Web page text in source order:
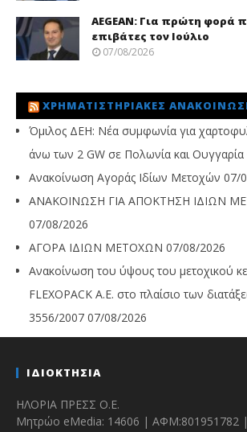
AEGEAN: Για πρώτη φορά
επιβάτες τον Ιούλιο
07/08/2026
ΧΡΗΜΑΤΙΣΤΗΡΙΑΚΈΣ
Όμιλος ΔΕΗ: Νέα συμφωνία για
άνω των 2 GW σε Πολωνία και Ουγγαρία
Ανακοίνωση Αγοράς Ιδίων Μετοχών 07/
ΑΝΑΚΟΙΝΩΣΗ ΓΙΑ ΑΠΟΚΤΗΣΗ ΙΔΙΩΝ
07/08/2026
ΑΓΟΡΑ ΙΔΙΩΝ ΜΕΤΟΧΩΝ 07/08/2026
Ανακοίνωση του ύψους του μετοχικού
FLEXOPACK A.E. στο πλαίσιο των
3556/2007 07/08/2026
ΙΔΙΟΚΤΗΣΙΑ
ΗΛΟΡΙΑ ΠΡΕΣΣ Ο.Ε.
Μητρώο eMedia: 14606 | ΑΦΜ:801951782